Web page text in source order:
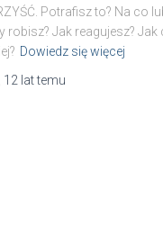
Potrafisz to? Na co
robisz? Jak reagujesz? Jak
Dowiedz się więcej
12 lattemu